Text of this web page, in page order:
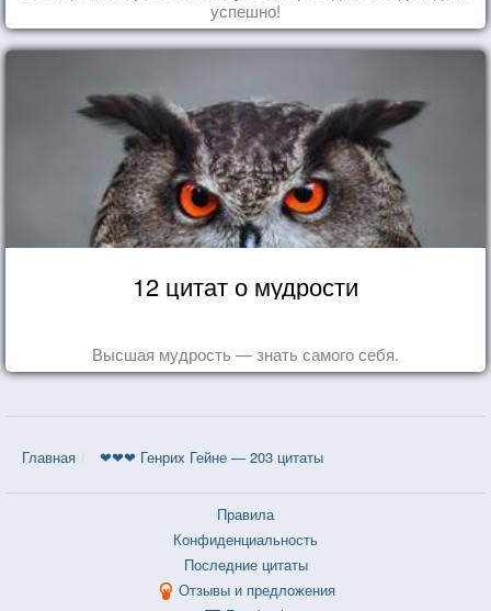
успешно!
12 цитат о мудрости
Высшая мудрость — знать самого себя.
Главная ❤❤❤ Генрих Гейне — 203 цитаты
Правила
Конфиденциальность
Последние цитаты
Отзывы и предложения